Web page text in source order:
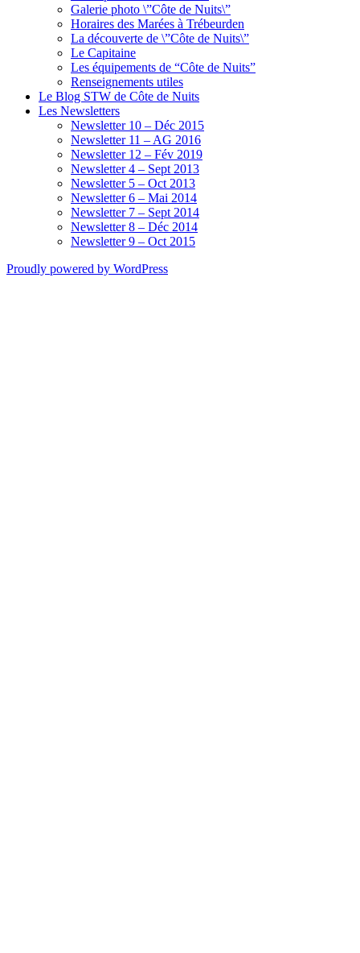
Galerie photo \”Côte de Nuits\”
Horaires des Marées à Trébeurden
La découverte de \”Côte de Nuits\”
Le Capitaine
Les équipements de “Côte de Nuits”
Renseignements utiles
Le Blog STW de Côte de Nuits
Les Newsletters
Newsletter 10 – Déc 2015
Newsletter 11 – AG 2016
Newsletter 12 – Fév 2019
Newsletter 4 – Sept 2013
Newsletter 5 – Oct 2013
Newsletter 6 – Mai 2014
Newsletter 7 – Sept 2014
Newsletter 8 – Déc 2014
Newsletter 9 – Oct 2015
Proudly powered by WordPress